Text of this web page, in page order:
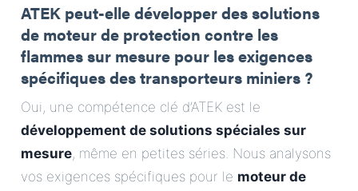
ATEK peut-elle développer des solutions
de moteur de protection contre les
flammes sur mesure pour les exigences
spécifiques des transporteurs miniers ?
Oui, une compétence clé d’ATEK est le
développement de solutions spéciales sur
mesure, même en petites séries. Nous analysons
vos exigences spécifiques pour le moteur de